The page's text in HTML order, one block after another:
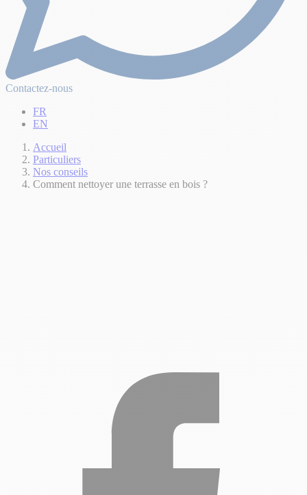
Contactez-nous
FR
EN
Accueil
Particuliers
Nos conseils
Comment nettoyer une terrasse en bois ?